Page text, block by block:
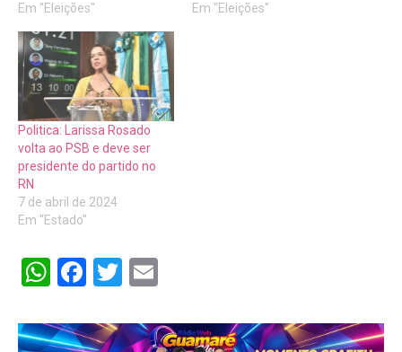
Em "Eleições"
Em "Eleições"
Politica: Larissa Rosado
volta ao PSB e deve ser
presidente do partido no
RN
7 de abril de 2024
Em "Estado"
WhatsApp
Facebook
Twitter